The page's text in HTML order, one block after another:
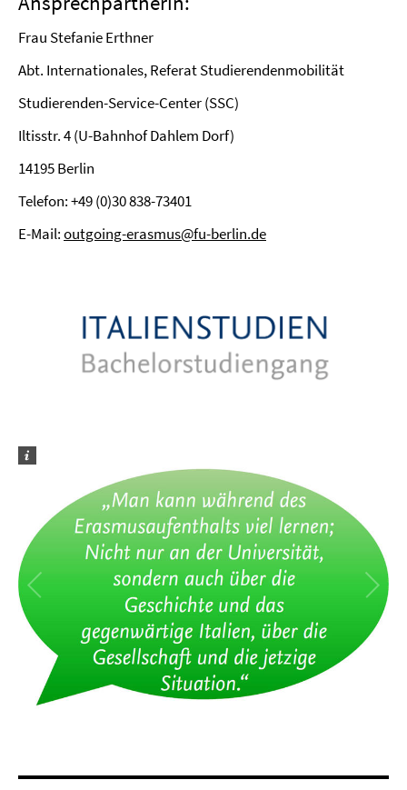
Frau Stefanie Erthner
Abt. Internationales, Referat Studierendenmobilität
Studierenden-Service-Center (SSC)
Iltisstr. 4 (U-Bahnhof Dahlem Dorf)
14195 Berlin
Telefon: +49 (0)30 838-73401
E-Mail:outgoing-erasmus@fu-berlin.de